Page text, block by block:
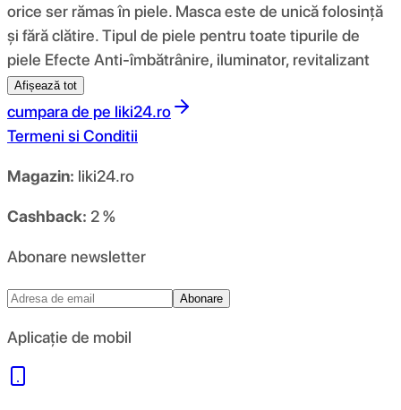
orice ser rămas în piele. Masca este de unică folosință
și fără clătire. Tipul de piele pentru toate tipurile de
piele Efecte Anti-îmbătrânire, iluminator, revitalizant
Afișează tot
cumpara de pe liki24.ro
Termeni si Conditii
Magazin: liki24.ro
Cashback: 2 %
Abonare newsletter
Abonare
Aplicație de mobil